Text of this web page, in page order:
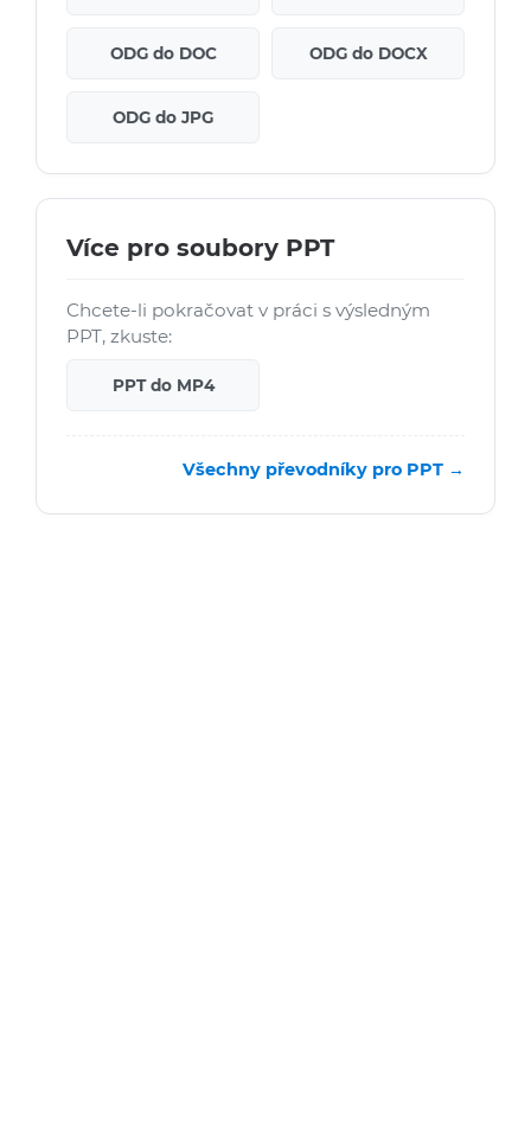
ODG do DOC ODG do DOCX
ODG do JPG
Více pro soubory PPT
Chcete-li pokračovat v práci s výsledným
PPT, zkuste:
PPT do MP4
Všechny převodníky pro PPT →